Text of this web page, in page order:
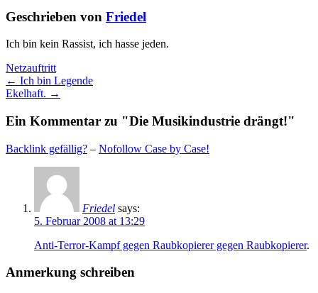
Geschrieben von Friedel
Ich bin kein Rassist, ich hasse jeden.
Netzauftritt
← Ich bin Legende
Ekelhaft. →
Ein Kommentar zu "Die Musikindustrie drängt!"
Backlink gefällig? – Nofollow Case by Case!
Friedel says:
5. Februar 2008 at 13:29
Anti-Terror-Kampf gegen Raubkopierer gegen Raubkopierer.
Anmerkung schreiben